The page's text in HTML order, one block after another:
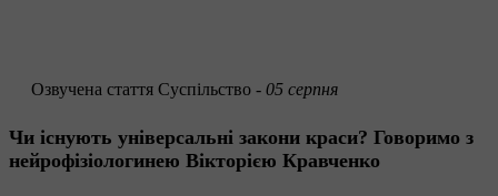
Озвучена стаття Суспільство - 05 серпня
Чи існують універсальні закони краси? Говоримо з
нейрофізіологинею Вікторією Кравченко